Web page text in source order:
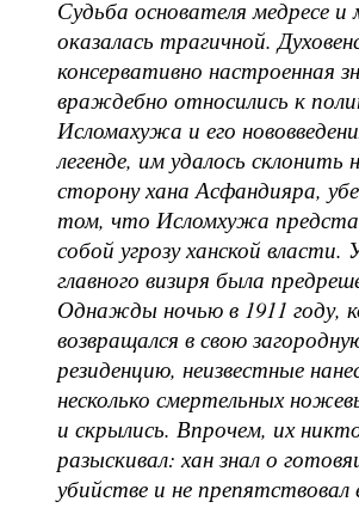
Судьба основателя медресе
оказалась трагичной.
консервативно настроенная
враждебно относились к
Исломахужа и его
легенде, им удалось склонить
сторону хана Асфандияра,
том, что Исломхужа
собой угрозу ханской власти.
главного визиря была
Однажды ночью в 1911 году,
возвращался в свою
резиденцию, неизвестные
несколько смертельных
и скрылись. Впрочем, их
разыскивал: хан знал о
убийстве и не препятствовал